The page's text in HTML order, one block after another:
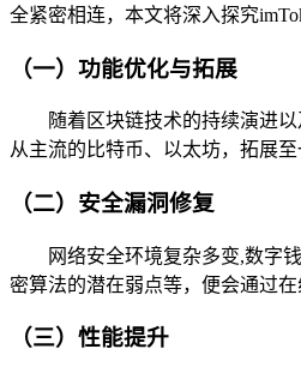
全紧密相连，本文将深入探究
（一）功能优化与拓展
随着区块链技术的持续演进
从主流的比特币、以太坊，拓展
（二）安全漏洞修复
网络安全环境复杂多变,数字
密算法的潜在弱点等，便会通过
（三）性能提升